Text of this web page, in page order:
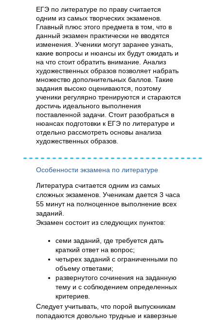
ЕГЭ по литературе по праву считается
одним из самых творческих экзаменов.
Главный плюс этого предмета в том, что в
данный экзамен практически не вводятся
изменения. Ученики могут заранее узнать,
какие вопросы и нюансы их будут ожидать и
на что стоит обратить внимание. Анализ
художественных образов позволяет набрать
множество дополнительных баллов. Такие
задания высоко оцениваются, поэтому
ученики регулярно тренируются и стараются
достичь идеального выполнения
поставленной задачи. Стоит разобраться в
нюансах подготовки к ЕГЭ по литературе и
отдельно рассмотреть основы анализа
художественных образов.
Литература считается одним из самых
сложных экзаменов. Ученикам дается 3 часа
55 минут на полноценное выполнение всех
заданий.
Экзамен состоит из следующих пунктов:
Особенности экзамена по литературе
семи заданий, где требуется дать
краткий ответ на вопрос;
четырех заданий с ограниченными по
объему ответами;
развернутого сочинения на заданную
тему и с соблюдением определенных
критериев.
Следует учитывать, что порой выпускникам
попадаются довольно трудные и каверзные